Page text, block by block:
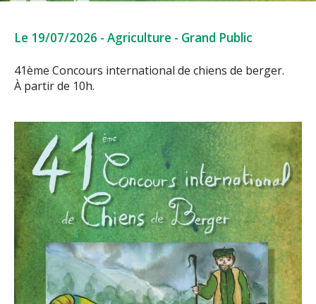
Le 19/07/2026 - Agriculture - Grand Public
41ème Concours international de chiens de berger.
À partir de 10h.